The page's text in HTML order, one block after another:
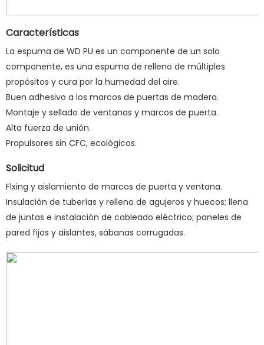
Características
La espuma de WD PU es un componente de un solo
componente, es una espuma de relleno de múltiples
propósitos y cura por la humedad del aire.
Buen adhesivo a los marcos de puertas de madera.
Montaje y sellado de ventanas y marcos de puerta.
Alta fuerza de unión.
Propulsores sin CFC, ecológicos.
Solicitud
Flxing y aislamiento de marcos de puerta y ventana.
Insulación de tuberías y relleno de agujeros y huecos; llena
de juntas e instalación de cableado eléctrico; paneles de
pared fijos y aislantes, sábanas corrugadas.